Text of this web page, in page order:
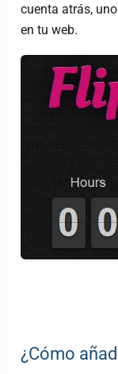
cuenta atrás,
en tu web.
¿Cómo